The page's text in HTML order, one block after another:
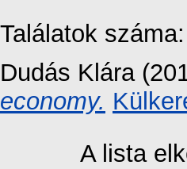
Találatok száma:
Dudás Klára
economy.
A lista